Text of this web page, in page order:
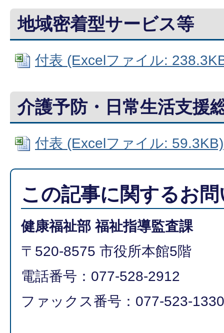
地域密着型サービス等
付表 (Excelファイル:
介護予防・日常生活支援
付表 (Excelファイル: 59.3KB)
この記事に関するお
健康福祉部 福祉指導監査課
〒520-8575 市役所本館5階
電話番号：077-528-2912
ファックス番号：077-523-1330